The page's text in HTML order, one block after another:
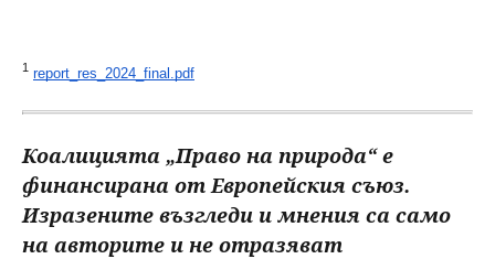
1 report_res_2024_final.pdf
Коалицията „Право на природа“ е
финансирана от Европейския съюз.
Изразените възгледи и мнения са само
на авторите и не отразяват